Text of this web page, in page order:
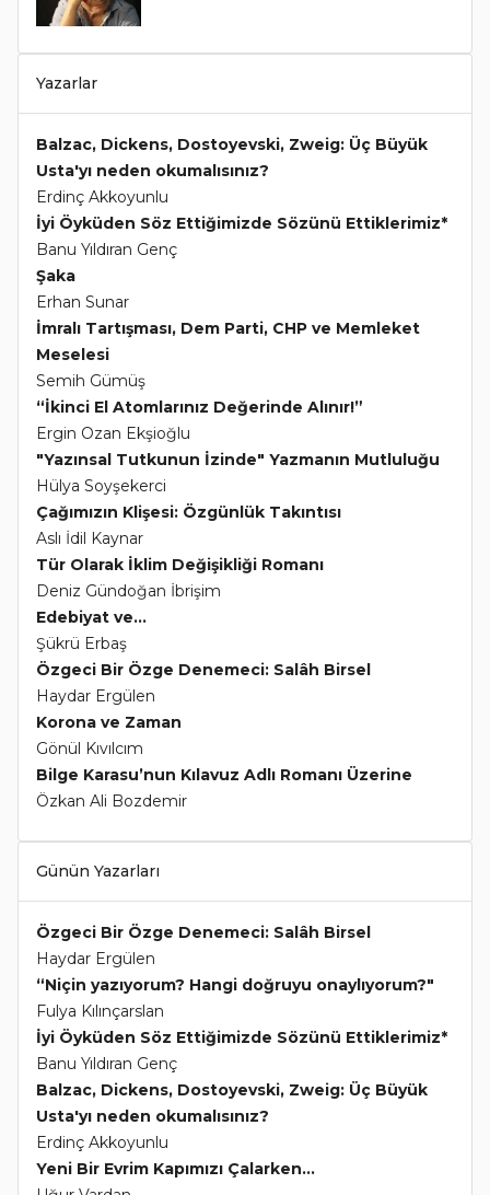
Yazarlar
Balzac, Dickens, Dostoyevski, Zweig: Üç Büyük
Usta'yı neden okumalısınız?
Erdinç Akkoyunlu
İyi Öyküden Söz Ettiğimizde Sözünü Ettiklerimiz*
Banu Yıldıran Genç
Şaka
Erhan Sunar
İmralı Tartışması, Dem Parti, CHP ve Memleket
Meselesi
Semih Gümüş
“İkinci El Atomlarınız Değerinde Alınır!”
Ergin Ozan Ekşioğlu
"Yazınsal Tutkunun İzinde" Yazmanın Mutluluğu
Hülya Soyşekerci
Çağımızın Klişesi: Özgünlük Takıntısı
Aslı İdil Kaynar
Tür Olarak İklim Değişikliği Romanı
Deniz Gündoğan İbrişim
Edebiyat ve...
Şükrü Erbaş
Özgeci Bir Özge Denemeci: Salâh Birsel
Haydar Ergülen
Korona ve Zaman
Gönül Kıvılcım
Bilge Karasu’nun Kılavuz Adlı Romanı Üzerine
Özkan Ali Bozdemir
Günün Yazarları
Özgeci Bir Özge Denemeci: Salâh Birsel
Haydar Ergülen
“Niçin yazıyorum? Hangi doğruyu onaylıyorum?"
Fulya Kılınçarslan
İyi Öyküden Söz Ettiğimizde Sözünü Ettiklerimiz*
Banu Yıldıran Genç
Balzac, Dickens, Dostoyevski, Zweig: Üç Büyük
Usta'yı neden okumalısınız?
Erdinç Akkoyunlu
Yeni Bir Evrim Kapımızı Çalarken...